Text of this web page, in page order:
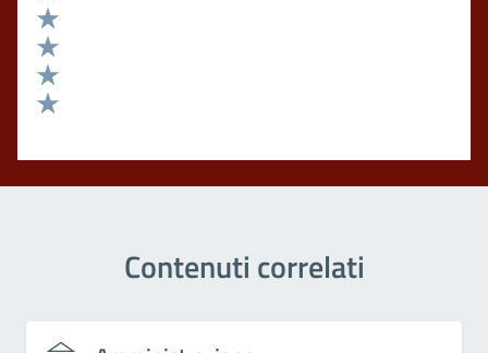
Valuta 5 stelle su 5
Valuta 4 stelle su 5
Valuta 3 stelle su 5
Valuta 2 stelle su 5
Contenuti correlati